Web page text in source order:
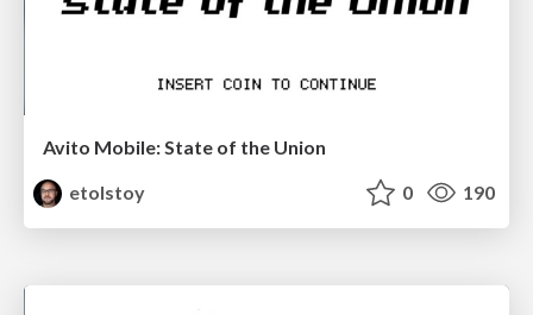
Avito Mobile: State of the Union
etolstoy
0 190